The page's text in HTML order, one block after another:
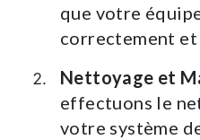
que votre
correctement
Nettoyage et
effectuons le
votre système